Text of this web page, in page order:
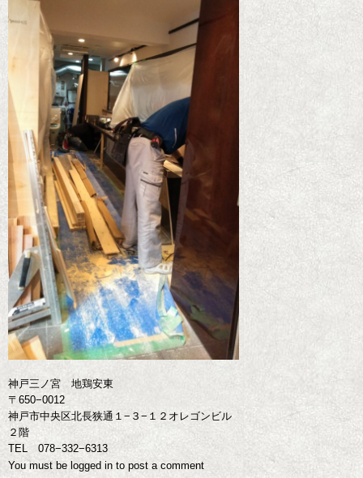
神戸三ノ宮 地鶏安東
〒650−0012
神戸市中央区北長狭通１−３−１２オレゴンビル
２階
TEL 078−332−6313
You must be logged in to post a comment